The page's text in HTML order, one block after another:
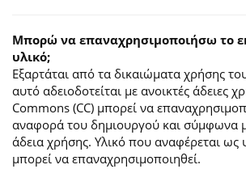
Mπορώ να επαναχρησιμοποιήσω το
υλικό;
Εξαρτάται από τα δικαιώματα χρήσης
αυτό αδειοδοτείται με ανοικτές άδειες
Commons (CC) μπορεί να
αναφορά του δημιουργού και σύμφωνα
άδεια χρήσης. Υλικό που αναφέρεται ως
μπορεί να επαναχρησιμοποιηθεί.